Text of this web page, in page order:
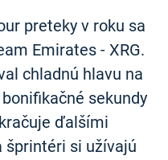
preteky v roku sa
Emirates - XRG.
chladnú hlavu na
sekundy
ďalšími
šprintéri si užívajú